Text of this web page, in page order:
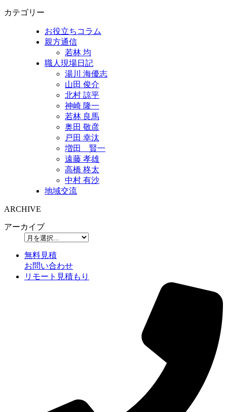
カテゴリー
お役立ちコラム
親方通信
若林 均
職人現場日記
湯川 海優志
山田 俊介
北村 諒平
神崎 隆一
若林 良馬
奥田 敬彦
戸田 幸汰
増田 賢一
遠藤 孝雄
高橋 柊太
中村 有沙
地域交流
ARCHIVE
アーカイブ
無料見積
お問い合わせ
リモート見積もり